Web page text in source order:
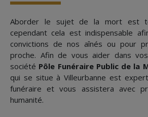
Aborder le sujet de la mort est
cependant cela est indispensable
convictions de nos aînés ou pour
proche. Afin de vous aider dans
société Pôle Funéraire Public de la
qui se situe à Villeurbanne est
funéraire et vous assistera avec
humanité.